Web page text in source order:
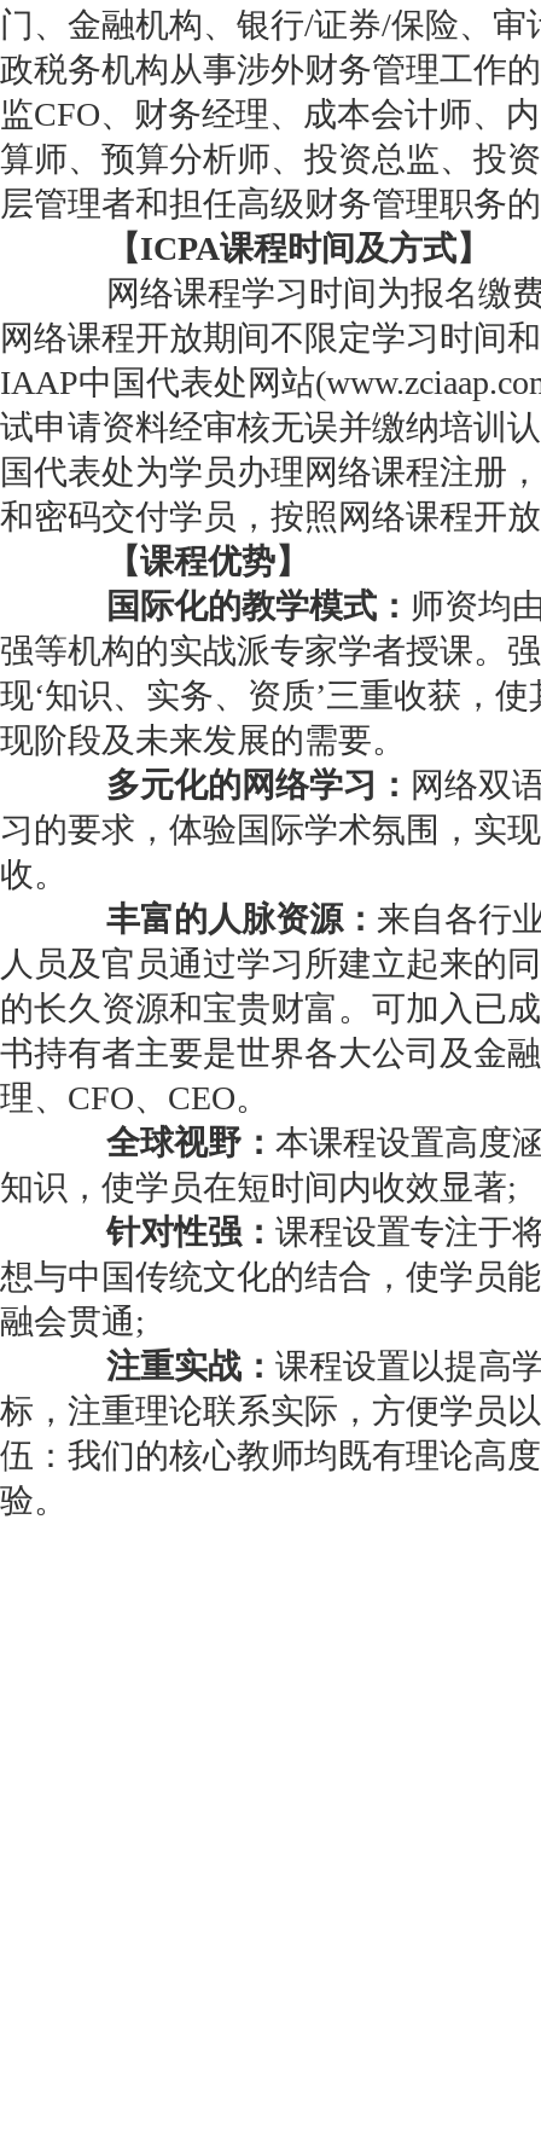
门、金融机构、银行/证券/保险、
政税务机构从事涉外财务管理工作
监CFO、财务经理、成本会计师、
算师、预算分析师、投资总监、投
层管理者和担任高级财务管理职务
【ICPA课程时间及方式】
网络课程学习时间为报名缴费
网络课程开放期间不限定学习时间
IAAP中国代表处网站
试申请资料经审核无误并缴纳培训
国代表处为学员办理网络课程注册
和密码交付学员，按照网络课程开
【课程优势】
国际化的教学模式： 师资均
强等机构的实战派专家学者授课。
现‘知识、实务、资质’三重收获，
现阶段及未来发展的需要。
多元化的网络学习： 网络双
习的要求，体验国际学术氛围，实
收。
丰富的人脉资源： 来自各行
人员及官员通过学习所建立起来的
的长久资源和宝贵财富。可加入已
书持有者主要是世界各大公司及金
理、CFO、CEO。
全球视野： 本课程设置高度
知识，使学员在短时间内收效显著;
针对性强： 课程设置专注于
想与中国传统文化的结合，使学员
融会贯通;
注重实战： 课程设置以提高
标，注重理论联系实际，方便学员
伍：我们的核心教师均既有理论高
验。